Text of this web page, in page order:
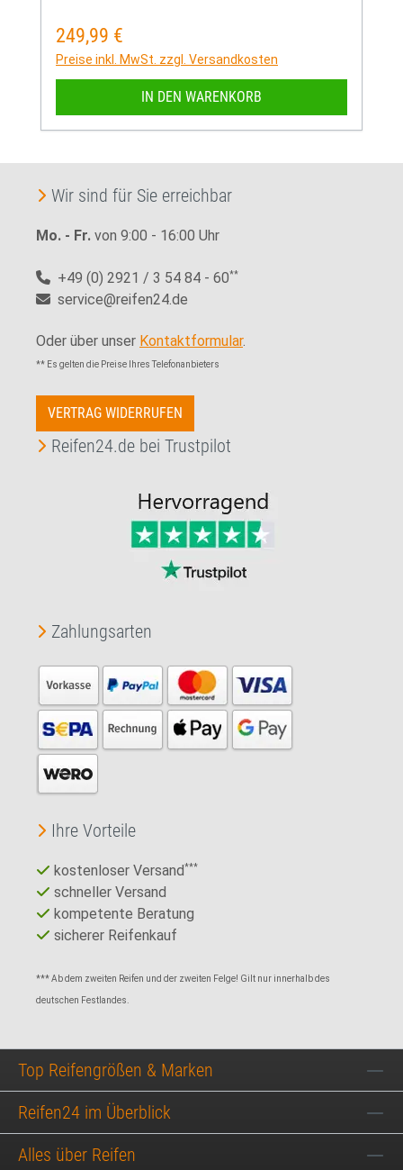
Regulärer Preis:
249,99 €
Preise inkl. MwSt. zzgl. Versandkosten
IN DEN WARENKORB
Wir sind für Sie erreichbar
Mo. - Fr. von 9:00 - 16:00 Uhr
+49 (0) 2921 / 3 54 84 - 60**
service@reifen24.de
Oder über unser Kontaktformular.
** Es gelten die Preise Ihres Telefonanbieters
VERTRAG WIDERRUFEN
Reifen24.de bei Trustpilot
Zahlungsarten
Ihre Vorteile
kostenloser Versand***
schneller Versand
kompetente Beratung
sicherer Reifenkauf
*** Ab dem zweiten Reifen und der zweiten Felge! Gilt nur innerhalb des
deutschen Festlandes.
Top Reifengrößen & Marken
Reifen24 im Überblick
Alles über Reifen